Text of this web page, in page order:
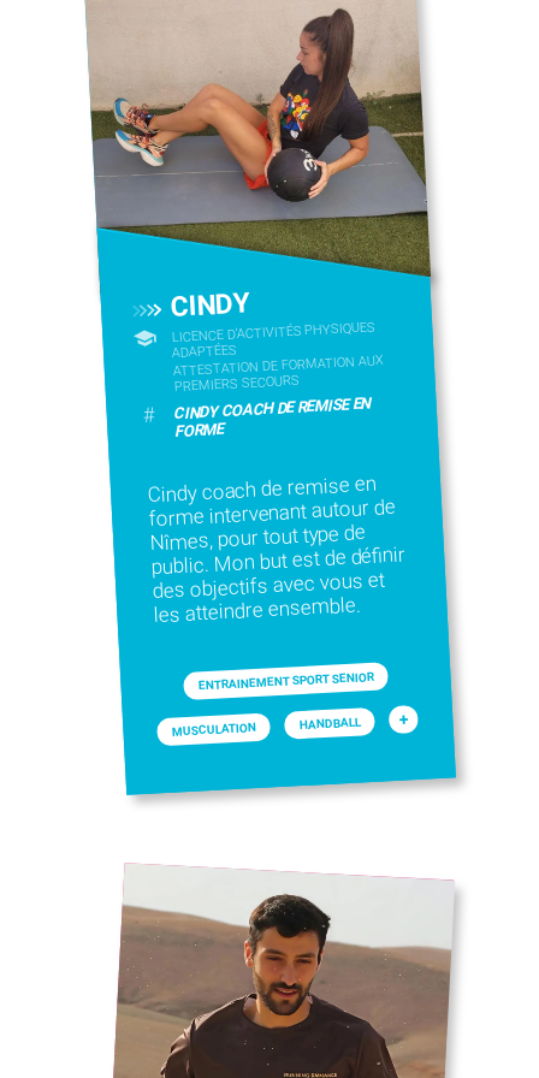
CINDY
LICENCE D’ACTIVITÉS PHYSIQUES
ADAPTÉES
ATTESTATION DE FORMATION AUX
PREMIERS SECOURS
# CINDY COACH DE REMISE EN
FORME
Cindy coach de remise en
forme intervenant autour de
Nîmes, pour tout type de
public. Mon but est de définir
des objectifs avec vous et
les atteindre ensemble.
ENTRAINEMENT SPORT SENIOR
MUSCULATION HANDBALL +